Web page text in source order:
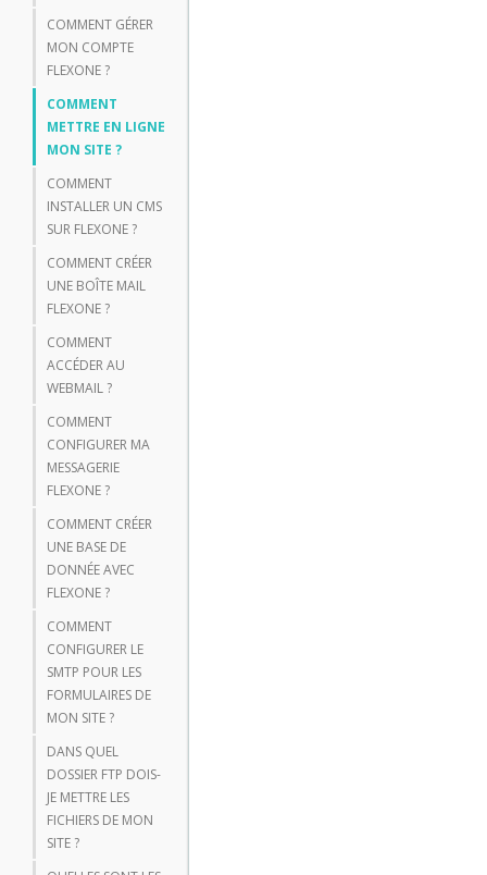
COMMENT GÉRER
MON COMPTE
FLEXONE ?
COMMENT
METTRE EN LIGNE
MON SITE ?
COMMENT
INSTALLER UN CMS
SUR FLEXONE ?
COMMENT CRÉER
UNE BOÎTE MAIL
FLEXONE ?
COMMENT
ACCÉDER AU
WEBMAIL ?
COMMENT
CONFIGURER MA
MESSAGERIE
FLEXONE ?
COMMENT CRÉER
UNE BASE DE
DONNÉE AVEC
FLEXONE ?
COMMENT
CONFIGURER LE
SMTP POUR LES
FORMULAIRES DE
MON SITE ?
DANS QUEL
DOSSIER FTP DOIS-
JE METTRE LES
FICHIERS DE MON
SITE ?